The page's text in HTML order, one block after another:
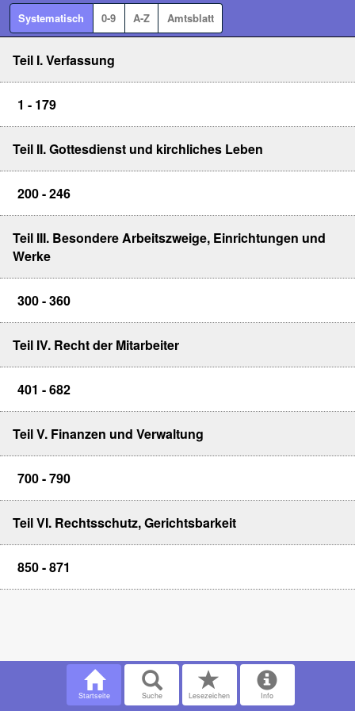
Systematisch 0-9 A-Z Amtsblatt
Teil I. Verfassung
1 - 179
Teil II. Gottesdienst und kirchliches Leben
200 - 246
Teil III. Besondere Arbeitszweige, Einrichtungen und
Werke
300 - 360
Teil IV. Recht der Mitarbeiter
401 - 682
Teil V. Finanzen und Verwaltung
700 - 790
Teil VI. Rechtsschutz, Gerichtsbarkeit
850 - 871
Startseite Suche Lesezeichen Info